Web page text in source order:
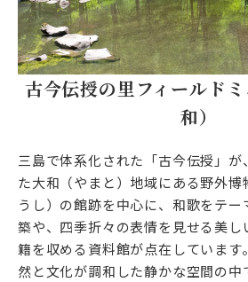
古今伝授の里フィールド
和）
三島で体系化された「古今伝授」が
た大和（やまと）地域にある野外博
うし）の館跡を中心に、和歌をテ
築や、四季折々の表情を見せる美し
籍を収める資料館が点在しています
然と文化が調和した静かな空間の中